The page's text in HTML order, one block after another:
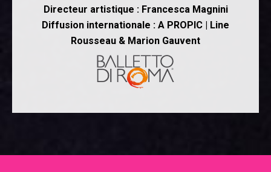
Directeur artistique : Francesca Magnini
Diffusion internationale : A PROPIC | Line
Rousseau & Marion Gauvent